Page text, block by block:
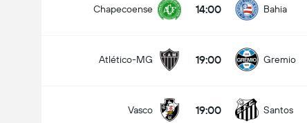
Chapecoense 14:00 Bahia
Atlético-MG 19:00 Gremio
Vasco 19:00 Santos